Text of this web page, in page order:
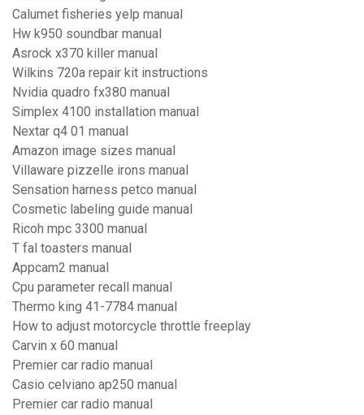
Calumet fisheries yelp manual
Hw k950 soundbar manual
Asrock x370 killer manual
Wilkins 720a repair kit instructions
Nvidia quadro fx380 manual
Simplex 4100 installation manual
Nextar q4 01 manual
Amazon image sizes manual
Villaware pizzelle irons manual
Sensation harness petco manual
Cosmetic labeling guide manual
Ricoh mpc 3300 manual
T fal toasters manual
Appcam2 manual
Cpu parameter recall manual
Thermo king 41-7784 manual
How to adjust motorcycle throttle freeplay
Carvin x 60 manual
Premier car radio manual
Casio celviano ap250 manual
Premier car radio manual